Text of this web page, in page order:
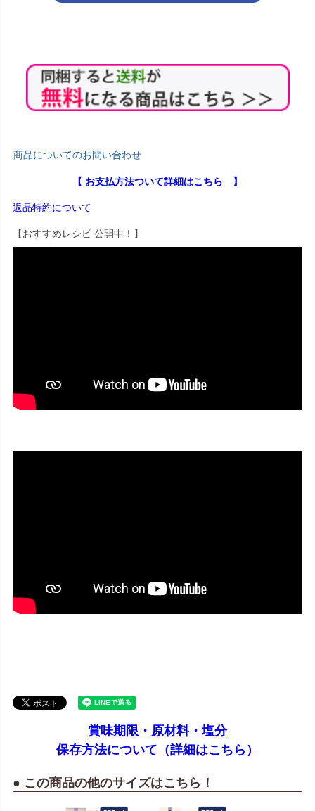
商品についてのお問い合わせ
【 お支払方法ついて詳細はこちら 】
返品特約について
【おすすめレシピ 公開中！】
賞味期限・原材料・塩分
保存方法について（詳細はこちら）
● この商品の他のサイズはこちら！